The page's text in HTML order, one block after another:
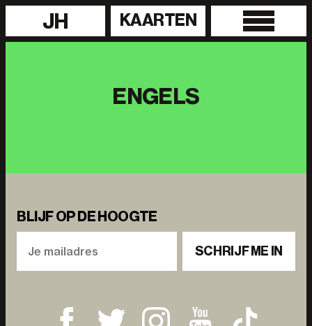
JH KAARTEN
ENGELS
BLIJF OP DE HOOGTE
SCHRIJF ME IN